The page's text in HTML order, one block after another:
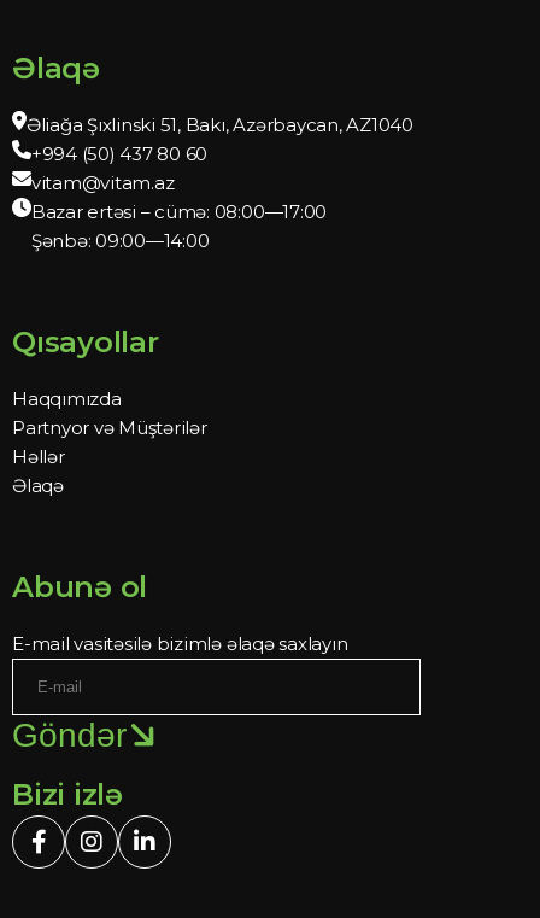
Əlaqə
Əliağa Şıxlinski 51, Bakı, Azərbaycan, AZ1040
+994 (50) 437 80 60
vitam@vitam.az
Bazar ertəsi – cümə: 08:00—17:00
Şənbə: 09:00—14:00
Qısayollar
Haqqımızda
Partnyor və Müştərilər
Həllər
Əlaqə
Abunə ol
E-mail vasitəsilə bizimlə əlaqə saxlayın
Göndər
Bizi izlə